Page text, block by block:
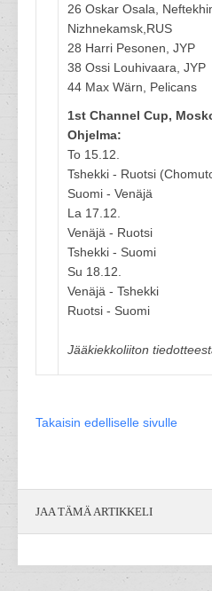
26 Oskar Osala,
Nizhnekamsk,RUS
28 Harri Pesonen, JYP
38 Ossi Louhivaara,
44 Max Wärn, Pelicans
1st Channel Cup,
Ohjelma:
To 15.12.
Tshekki - Ruotsi
Suomi - Venäjä
La 17.12.
Venäjä - Ruotsi
Tshekki - Suomi
Su 18.12.
Venäjä - Tshekki
Ruotsi - Suomi
Jääkiekkoliiton
Takaisin edelliselle sivulle
JAA TÄMÄ ARTIKKELI